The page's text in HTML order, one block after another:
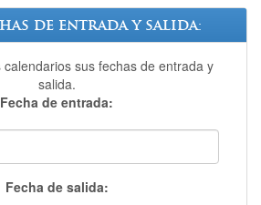
de entrada y salida:
sus fechas de entrada y
salida.
Fecha de entrada:
Fecha de salida: